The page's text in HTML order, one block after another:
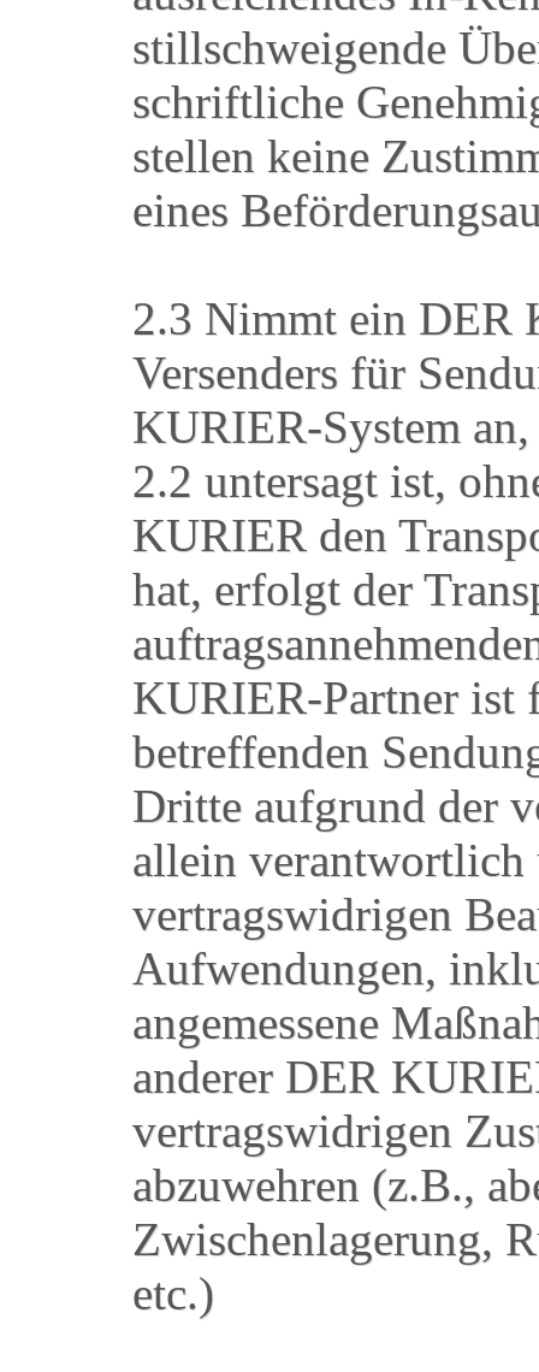
stillschweigende
schriftliche
stellen keine
eines
2.3 Nimmt ein DER
Versenders für
KURIER-System
2.2 untersagt ist,
KURIER den
hat, erfolgt der
KURIER-Partner ist
betreffenden
Dritte aufgrund der
allein verantwortlich
vertragswidrigen
Aufwendungen,
angemessene
anderer DER
vertragswidrigen
abzuwehren (z.B.,
Zwischenlagerung,
etc.)